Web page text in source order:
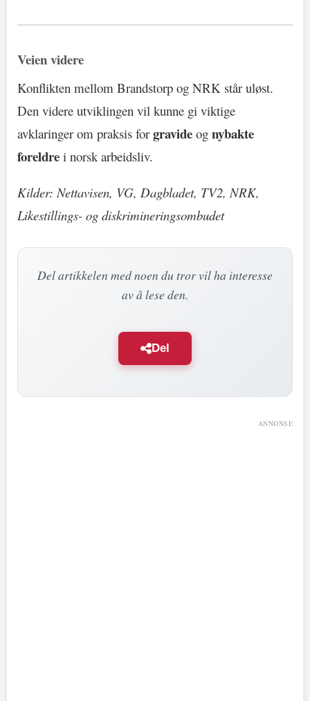
Veien videre
Konflikten mellom Brandstorp og NRK står uløst.
Den videre utviklingen vil kunne gi viktige
avklaringer om praksis forgravide og nybakte
foreldre i norsk arbeidsliv.
Kilder: Nettavisen, VG, Dagbladet, TV2, NRK,
Likestillings- og diskrimineringsombudet
Del artikkelen med noen du tror vil ha interesse
av å lese den.
Del
ANNONSE